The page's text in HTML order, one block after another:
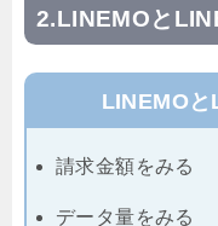
LINEMOと
LINEMOと
請求金額をみる
データ量をみる